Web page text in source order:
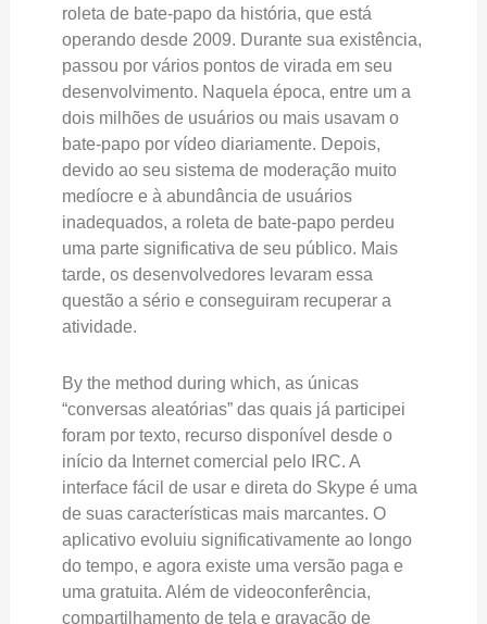
roleta de bate-papo da história, que está
operando desde 2009. Durante sua existência,
passou por vários pontos de virada em seu
desenvolvimento. Naquela época, entre um a
dois milhões de usuários ou mais usavam o
bate-papo por vídeo diariamente. Depois,
devido ao seu sistema de moderação muito
medíocre e à abundância de usuários
inadequados, a roleta de bate-papo perdeu
uma parte significativa de seu público. Mais
tarde, os desenvolvedores levaram essa
questão a sério e conseguiram recuperar a
atividade.
By the method during which, as únicas
“conversas aleatórias” das quais já participei
foram por texto, recurso disponível desde o
início da Internet comercial pelo IRC. A
interface fácil de usar e direta do Skype é uma
de suas características mais marcantes. O
aplicativo evoluiu significativamente ao longo
do tempo, e agora existe uma versão paga e
uma gratuita. Além de videoconferência,
compartilhamento de tela e gravação de